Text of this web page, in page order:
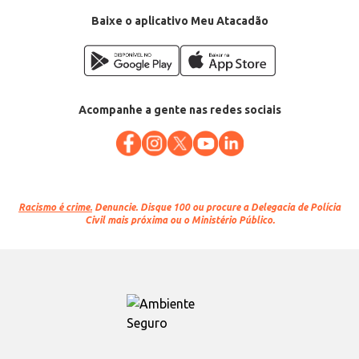
Baixe o aplicativo Meu Atacadão
Acompanhe a gente nas redes sociais
Racismo é crime. Denuncie. Disque 100 ou procure a Delegacia de Polícia
Civil mais próxima ou o Ministério Público.